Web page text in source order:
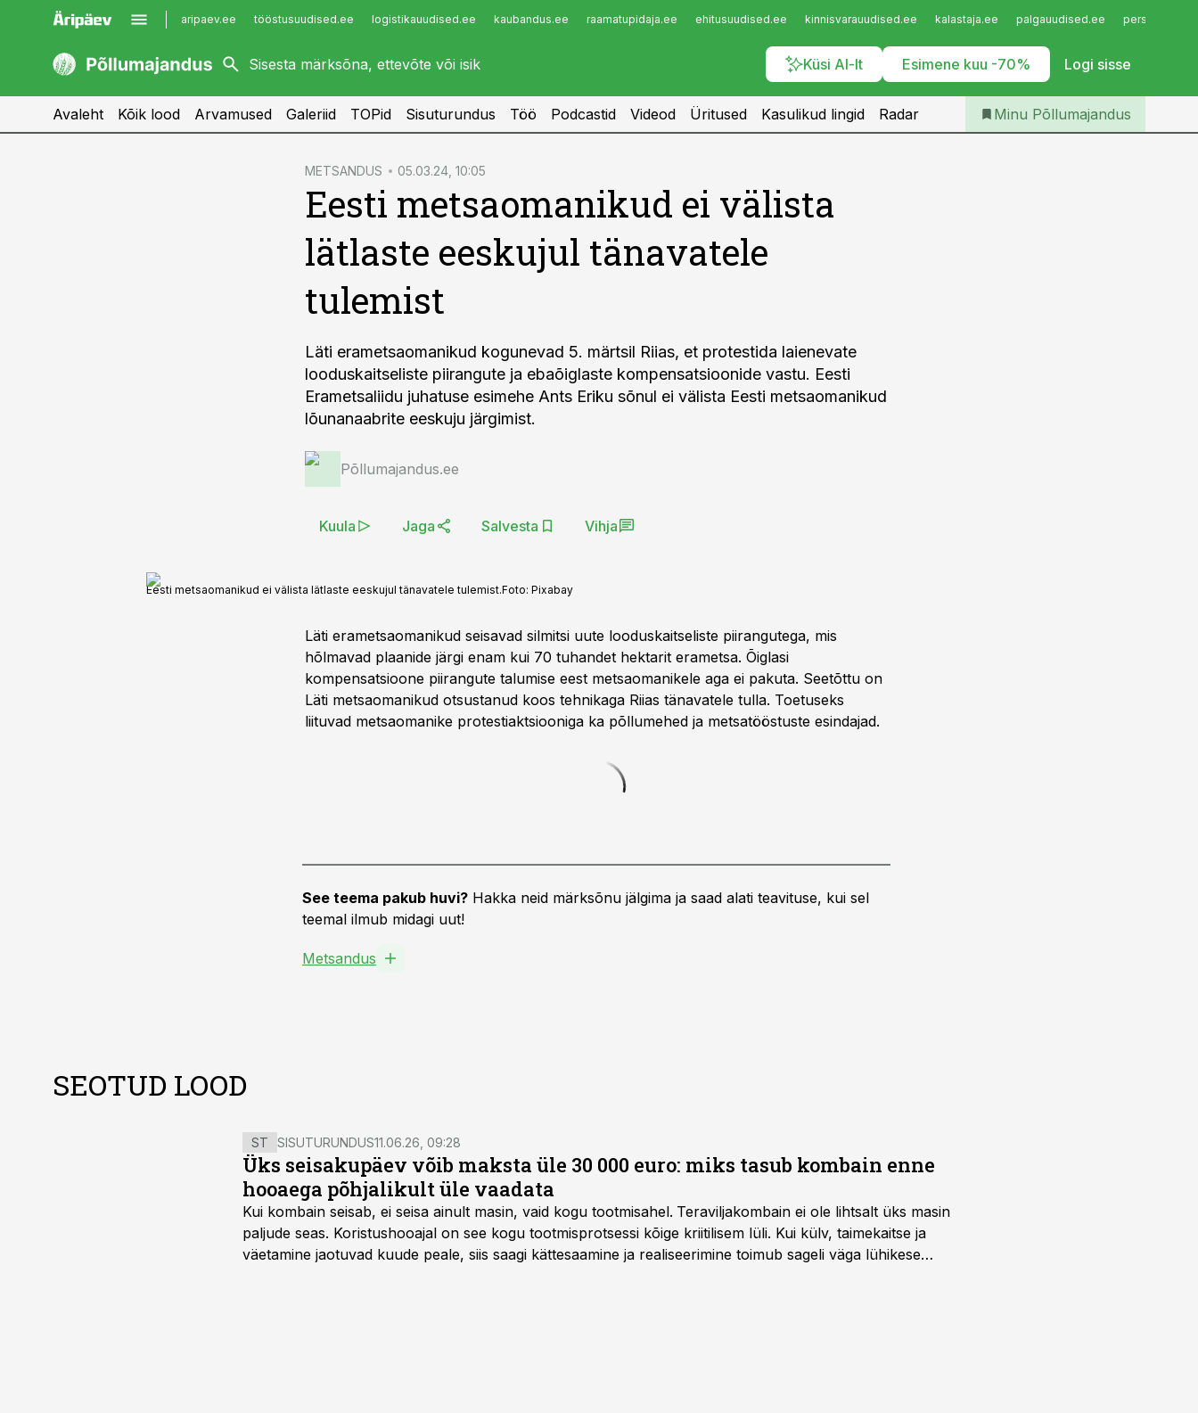
aripaev.ee tööstusuudised.ee logistikauudised.ee kaubandus.ee raamatupidaja.ee ehitusuudised.ee kinnisvarauudised.ee kalastaja.ee palgauudised.ee
Küsi AI-lt Esimene kuu -70% Logi sisse
kaubandus.ee
kinnisvarauudised.ee
imelineajalugu.ee
Infopank
Iseteenindus
Telli Põllumajandus
Avaleht Kõik lood Arvamused Galeriid TOPid Sisuturundus Töö Podcastid Videod Üritused Kasulikud lingid Radar Minu Põllumajandus
METSANDUS 05.03.24, 10:05
Eesti metsaomanikud ei välista
lätlaste eeskujul tänavatele
tulemist
Läti erametsaomanikud kogunevad 5. märtsil Riias, et protestida laienevate
looduskaitseliste piirangute ja ebaõiglaste kompensatsioonide vastu. Eesti
Erametsaliidu juhatuse esimehe Ants Eriku sõnul ei välista Eesti metsaomanikud
lõunanaabrite eeskuju järgimist.
Põllumajandus.ee
Kuula Jaga Salvesta Vihja
Eesti metsaomanikud ei välista lätlaste eeskujul tänavatele tulemist.Foto: Pixabay
Läti erametsaomanikud seisavad silmitsi uute looduskaitseliste piirangutega, mis
hõlmavad plaanide järgi enam kui 70 tuhandet hektarit erametsa. Õiglasi
kompensatsioone piirangute talumise eest metsaomanikele aga ei pakuta. Seetõttu on
Läti metsaomanikud otsustanud koos tehnikaga Riias tänavatele tulla. Toetuseks
liituvad metsaomanike protestiaktsiooniga ka põllumehed ja metsatööstuste esindajad.
See teema pakub huvi? Hakka neid märksõnu jälgima ja saad alati teavituse, kui sel
teemal ilmub midagi uut!
Metsandus
SEOTUD LOOD
ST SISUTURUNDUS11.06.26, 09:28
Üks seisakupäev võib maksta üle 30 000 euro: miks tasub kombain enne
hooaega põhjalikult üle vaadata
Kui kombain seisab, ei seisa ainult masin, vaid kogu tootmisahel. Teraviljakombain ei ole lihtsalt üks masin
paljude seas. Koristushooajal on see kogu tootmisprotsessi kõige kriitilisem lüli. Kui külv, taimekaitse ja
väetamine jaotuvad kuude peale, siis saagi kättesaamine ja realiseerimine toimub sageli väga lühikese